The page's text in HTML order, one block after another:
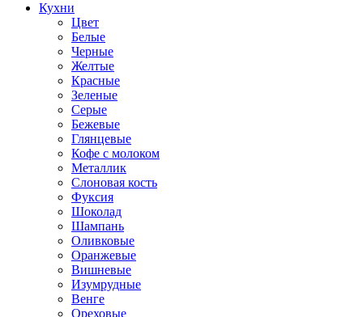
Кухни
Цвет
Белые
Черные
Желтые
Красные
Зеленые
Серые
Бежевые
Глянцевые
Кофе с молоком
Металлик
Слоновая кость
Фуксия
Шоколад
Шампань
Оливковые
Оранжевые
Вишневые
Изумрудные
Венге
Ореховые